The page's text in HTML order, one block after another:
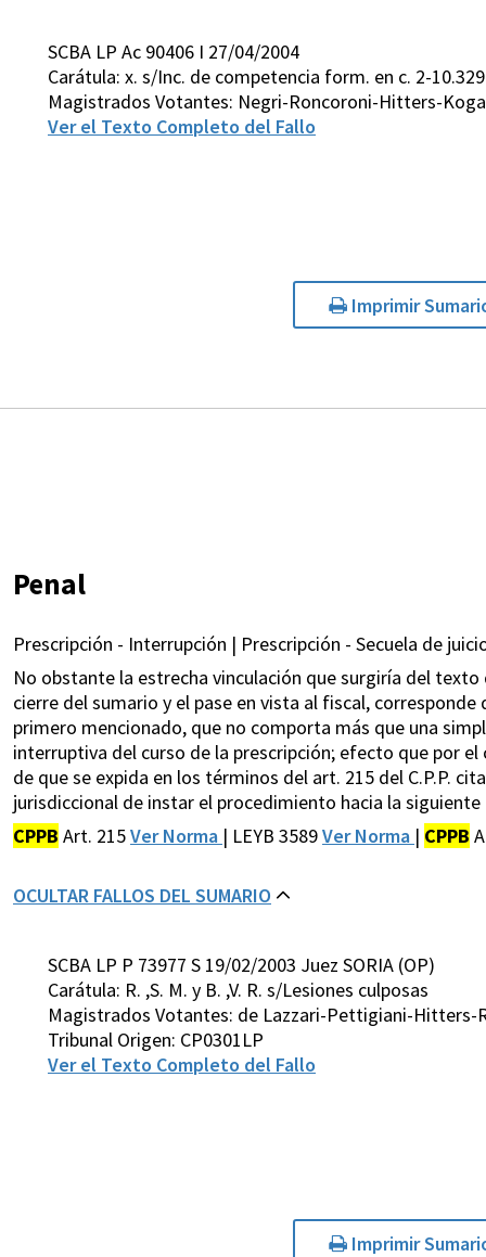
SCBA LP Ac 90406 I 27/04/2004
Carátula: x. s/Inc. de competencia form. en c. 2-
Magistrados Votantes: Negri-Roncoroni-Hitters-
Ver el Texto Completo del Fallo
Imprimir
Penal
Prescripción - Interrupción | Prescripción - Secuela de
No obstante la estrecha vinculación que surgiría del
cierre del sumario y el pase en vista al fiscal,
primero mencionado, que no comporta más que una
interruptiva del curso de la prescripción; efecto que por
de que se expida en los términos del art. 215 del C.P.P.
jurisdiccional de instar el procedimiento hacia la siguiente
CPPB Art. 215Ver Norma | LEYB 3589Ver Norma | CPPB
OCULTAR FALLOS DEL SUMARIO
SCBA LP P 73977 S 19/02/2003 Juez SORIA (OP)
Carátula: R. ,S. M. y B. ,V. R. s/Lesiones culposas
Magistrados Votantes: de Lazzari-Pettigiani-Hitters-
Tribunal Origen: CP0301LP
Ver el Texto Completo del Fallo
Imprimir